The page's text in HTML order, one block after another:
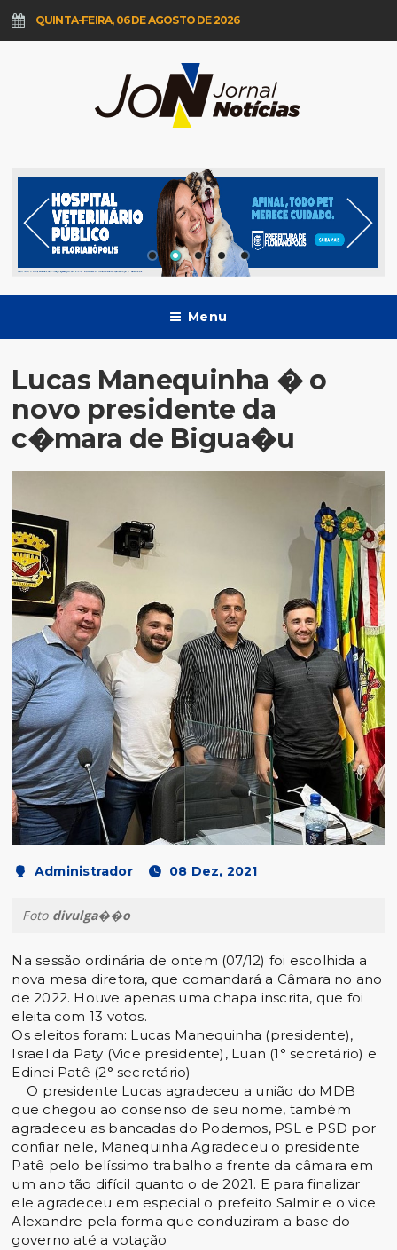
QUINTA-FEIRA, 06 DE AGOSTO DE 2026
Menu
Lucas Manequinha � o
novo presidente da
c�mara de Bigua�u
Administrador 08 Dez, 2021
Foto divulga��o
Na sessão ordinária de ontem (07/12) foi escolhida a
nova mesa diretora, que comandará a Câmara no ano
de 2022. Houve apenas uma chapa inscrita, que foi
eleita com 13 votos.
Os eleitos foram: Lucas Manequinha (presidente),
Israel da Paty (Vice presidente), Luan (1° secretário) e
Edinei Patê (2° secretário)
O presidente Lucas agradeceu a união do MDB
que chegou ao consenso de seu nome, também
agradeceu as bancadas do Podemos, PSL e PSD por
confiar nele, Manequinha Agradeceu o presidente
Patê pelo belíssimo trabalho a frente da câmara em
um ano tão difícil quanto o de 2021. E para finalizar
ele agradeceu em especial o prefeito Salmir e o vice
Alexandre pela forma que conduziram a base do
governo até a votação